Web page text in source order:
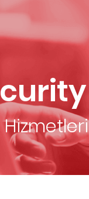
Hizmetleri